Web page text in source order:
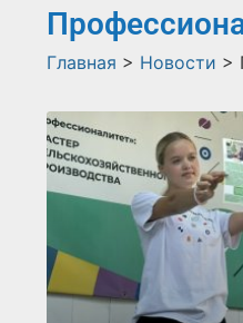
Главная > Новости >